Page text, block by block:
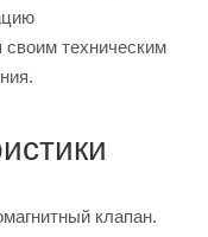
своим техническим
клапан.